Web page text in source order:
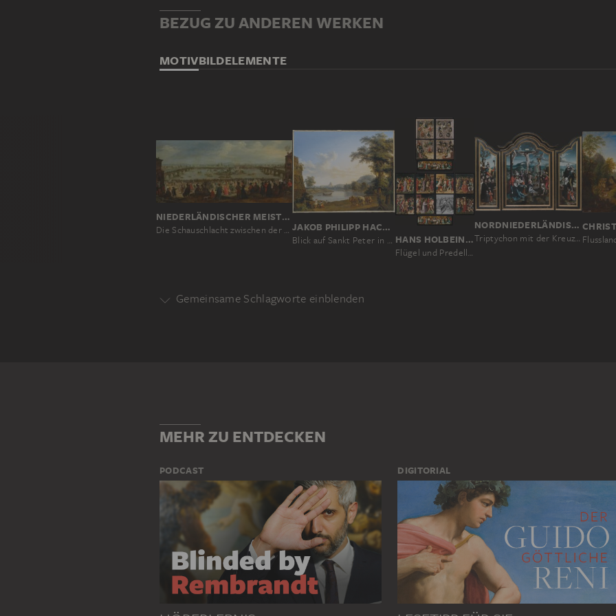
BEZUG ZU ANDEREN WERKEN
MOTIVBILDELEMENTE
NIEDERLÄNDISCHER MEISTER UM 1619, NACH JACQUES CALLOT
Die Schauschlacht zwischen der Weber- und der Färberzunft auf dem Arno in Florenz am 25. Juli 1619 JAKOB PHILIPP HACKERT
Blick auf Sankt Peter in Rom HANS HOLBEIN D. Ä.
Flügel und Predella des Frankfurter Dominikaneraltars
NORDNIEDERLÄNDISCHER MEISTER UM 1530, JAN SWART ?
Triptychon mit der Kreuzigung Christi, Heiligen und Stifterfamilie
Gemeinsame Schlagworte einblenden
MEHR ZU ENTDECKEN
PODCAST DIGITORIAL